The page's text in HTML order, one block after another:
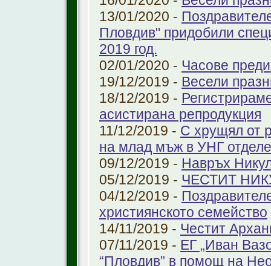
13/01/2020 -
Пловдив" придобили
2019 год.
02/01/2020 - Часове
19/12/2019 - Весели
18/12/2019 -
aсистирана репродукция
11/12/2019 - С хрущял от
на млад мъж в УНГ
09/12/2019 - Навръх
05/12/2019 - ЧЕСТИТ
04/12/2019 -
християнското семейство
14/11/2019 - Честит
07/11/2019 - ЕГ „Иван
“Пловдив” в помощ на